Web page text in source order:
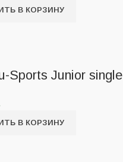
В КОРЗИНУ
Sports Junior single
В КОРЗИНУ